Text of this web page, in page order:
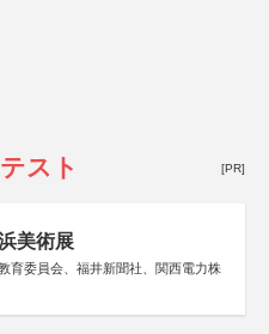
スト [PR]
美術展
育委員会、福井新聞社、関西電力株